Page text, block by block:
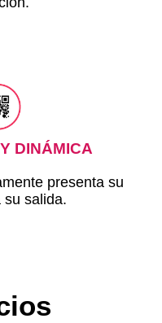
DINÁMICA
presenta su
su salida.